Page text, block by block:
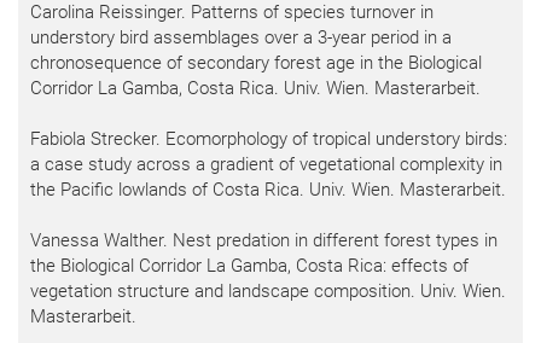
Carolina Reissinger. Patterns of species turnover in
understory bird assemblages over a 3-year period in a
chronosequence of secondary forest age in the Biological
Corridor La Gamba, Costa Rica. Univ. Wien. Masterarbeit.
Fabiola Strecker. Ecomorphology of tropical understory birds:
a case study across a gradient of vegetational complexity in
the Pacific lowlands of Costa Rica. Univ. Wien. Masterarbeit.
Vanessa Walther. Nest predation in different forest types in
the Biological Corridor La Gamba, Costa Rica: effects of
vegetation structure and landscape composition. Univ. Wien.
Masterarbeit.